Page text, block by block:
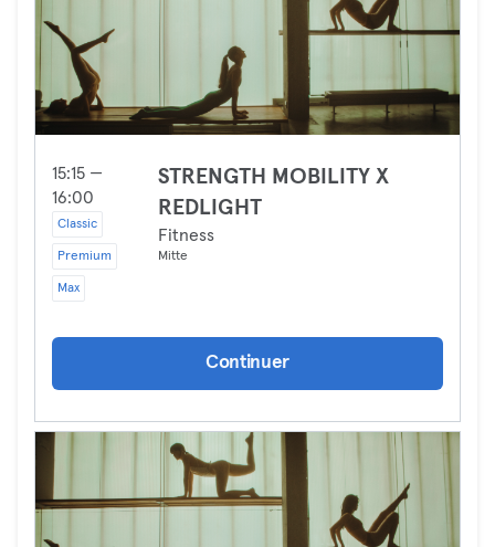
15:15 —
16:00
Classic
Premium
Max
STRENGTH MOBILITY X
REDLIGHT
Fitness
Mitte
Continuer